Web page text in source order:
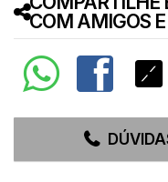
COM AMIGOS